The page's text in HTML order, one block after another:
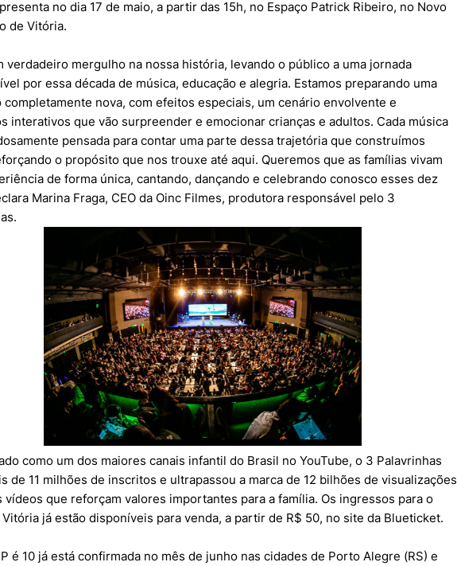
no dia 17 de maio, a partir das 15h, no Espaço Patrick Ribeiro, no Novo
de Vitória.
verdadeiro mergulho na nossa história, levando o público a uma jornada
por essa década de música, educação e alegria. Estamos preparando uma
completamente nova, com efeitos especiais, um cenário envolvente e
interativos que vão surpreender e emocionar crianças e adultos. Cada música
pensada para contar uma parte dessa trajetória que construímos
o propósito que nos trouxe até aqui. Queremos que as famílias vivam
de forma única, cantando, dançando e celebrando conosco esses dez
Marina Fraga, CEO da Oinc Filmes, produtora responsável pelo 3
como um dos maiores canais infantil do Brasil no YouTube, o 3 Palavrinhas
de 11 milhões de inscritos e ultrapassou a marca de 12 bilhões de visualizações
vídeos que reforçam valores importantes para a família. Os ingressos para o
já estão disponíveis para venda, a partir de R$ 50, no site da Blueticket.
é 10 já está confirmada no mês de junho nas cidades de Porto Alegre (RS) e